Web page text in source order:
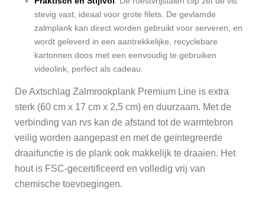
stevig vast, ideaal voor grote filets. De gevlamde
zalmplank kan direct worden gebruikt voor serveren, en
wordt geleverd in een aantrekkelijke, recyclebare
kartonnen doos met een eenvoudig te gebruiken
videolink, perfect als cadeau.
De Axtschlag Zalmrookplank Premium Line is extra
sterk (60 cm x 17 cm x 2,5 cm) en duurzaam. Met de
verbinding van rvs kan de afstand tot de warmtebron
veilig worden aangepast en met de geïntegreerde
draaifunctie is de plank ook makkelijk te draaien. Het
hout is FSC-gecertificeerd en volledig vrij van
chemische toevoegingen.